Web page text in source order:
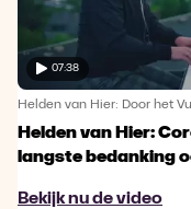
07:38
Helden van Hier: Door het
Helden van Hier:
langste bedanking
Bekijk nu de video